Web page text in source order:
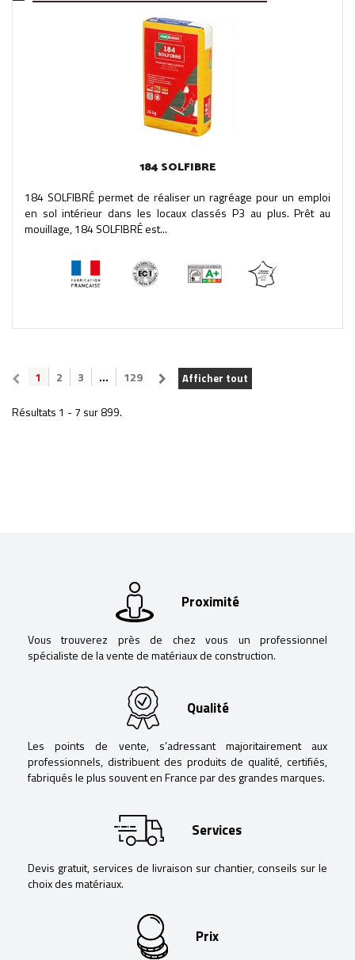
184 SOLFIBRE
184 SOLFIBRÉ permet de réaliser un ragréage pour un emploi
en sol intérieur dans les locaux classés P3 au plus. Prêt au
mouillage, 184 SOLFIBRÉ est...
Afficher tout
1 2 3 ... 129
Résultats 1 - 7 sur 899.
Proximité
Vous trouverez près de chez vous un professionnel
spécialiste de la vente de matériaux de construction.
Qualité
Les points de vente, s’adressant majoritairement aux
professionnels, distribuent des produits de qualité, certifiés,
fabriqués le plus souvent en France par des grandes marques.
Services
Devis gratuit, services de livraison sur chantier, conseils sur le
choix des matériaux.
Prix